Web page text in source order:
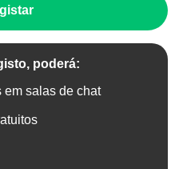
poderá:
em salas de chat